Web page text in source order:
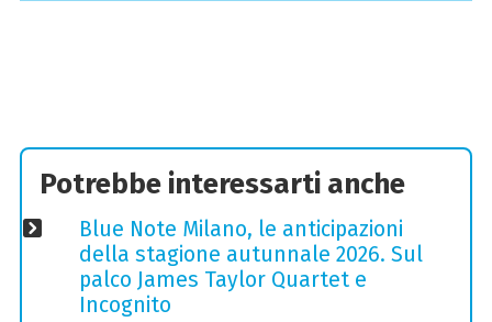
Potrebbe interessarti anche
Blue Note Milano, le anticipazioni
della stagione autunnale 2026. Sul
palco James Taylor Quartet e
Incognito